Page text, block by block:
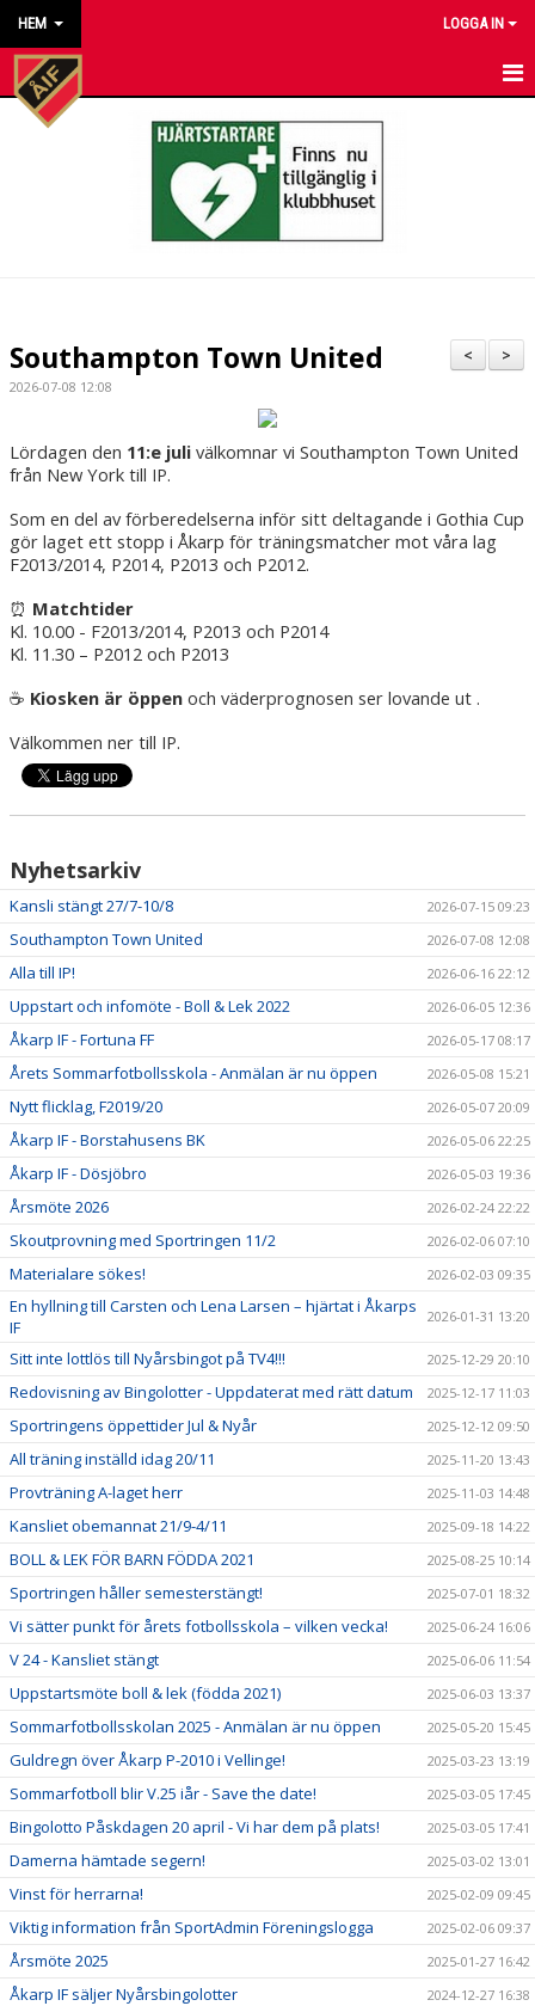
HEM LOGGA IN
HEM
KONTAKT ÅKARP IF
DOKUMENT
BESTÄLL VÅRA KLUBBKLÄDER
>
<
Southampton Town United
2026-07-08 12:08
Lördagen den 11:e juli välkomnar vi Southampton Town United
från New York till IP.
Som en del av förberedelserna inför sitt deltagande i Gothia Cup
gör laget ett stopp i Åkarp för träningsmatcher mot våra lag
F2013/2014, P2014, P2013 och P2012.
⏰ Matchtider
Kl. 10.00 - F2013/2014, P2013 och P2014
Kl. 11.30 – P2012 och P2013
☕ Kiosken är öppen och väderprognosen ser lovande ut .
Välkommen ner till IP.
Nyhetsarkiv
Kansli stängt 27/7-10/8 2026-07-15 09:23
Southampton Town United 2026-07-08 12:08
Alla till IP! 2026-06-16 22:12
Uppstart och infomöte - Boll & Lek 2022 2026-06-05 12:36
Åkarp IF - Fortuna FF 2026-05-17 08:17
Årets Sommarfotbollsskola - Anmälan är nu öppen 2026-05-08 15:21
Nytt flicklag, F2019/20 2026-05-07 20:09
Åkarp IF - Borstahusens BK 2026-05-06 22:25
Åkarp IF - Dösjöbro 2026-05-03 19:36
Årsmöte 2026 2026-02-24 22:22
Skoutprovning med Sportringen 11/2 2026-02-06 07:10
Materialare sökes! 2026-02-03 09:35
En hyllning till Carsten och Lena Larsen – hjärtat i Åkarps
IF
2026-01-31 13:20
Sitt inte lottlös till Nyårsbingot på TV4!!! 2025-12-29 20:10
Redovisning av Bingolotter - Uppdaterat med rätt datum 2025-12-17 11:03
Sportringens öppettider Jul & Nyår 2025-12-12 09:50
All träning inställd idag 20/11 2025-11-20 13:43
Provträning A-laget herr 2025-11-03 14:48
Kansliet obemannat 21/9-4/11 2025-09-18 14:22
BOLL & LEK FÖR BARN FÖDDA 2021 2025-08-25 10:14
Sportringen håller semesterstängt! 2025-07-01 18:32
Vi sätter punkt för årets fotbollsskola – vilken vecka! 2025-06-24 16:06
V 24 - Kansliet stängt 2025-06-06 11:54
Uppstartsmöte boll & lek (födda 2021) 2025-06-03 13:37
Sommarfotbollsskolan 2025 - Anmälan är nu öppen 2025-05-20 15:45
Guldregn över Åkarp P-2010 i Vellinge! 2025-03-23 13:19
Sommarfotboll blir V.25 iår - Save the date! 2025-03-05 17:45
Bingolotto Påskdagen 20 april - Vi har dem på plats! 2025-03-05 17:41
Damerna hämtade segern! 2025-03-02 13:01
Vinst för herrarna! 2025-02-09 09:45
Viktig information från SportAdmin Föreningslogga 2025-02-06 09:37
Årsmöte 2025 2025-01-27 16:42
Åkarp IF säljer Nyårsbingolotter 2024-12-27 16:38